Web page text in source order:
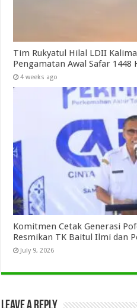
Tim Rukyatul Hilal LDII
Pengamatan Awal Safar
4 weeks ago
Komitmen Cetak Generasi
Resmikan TK Baitul Ilmi dan
July 9, 2026